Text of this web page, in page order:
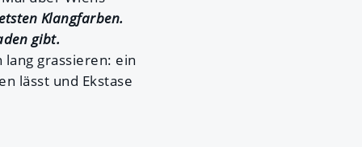
Klangfarben.
gibt.
grassieren: ein
lässt und Ekstase